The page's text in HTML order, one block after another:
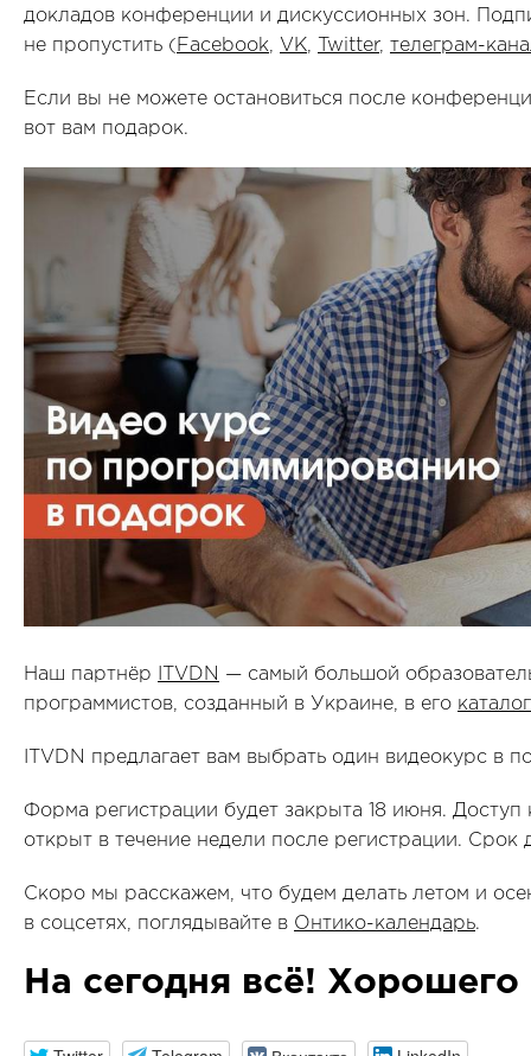
докладов конференции и дискуссионных зон.
не пропустить ( Facebook, VK, Twitter, телеграм-
Если вы не можете остановиться после
вот вам подарок.
Наш партнёр ITVDN — самый большой
программистов, созданный в Украине, в его
ITVDN предлагает вам выбрать один видеокурс в
Форма регистрации будет закрыта 18 июня.
открыт в течение недели после регистрации. Срок
Скоро мы расскажем, что будем делать летом и
в соцсетях, поглядывайте в Онтико-календарь.
На сегодня всё! Хорошего